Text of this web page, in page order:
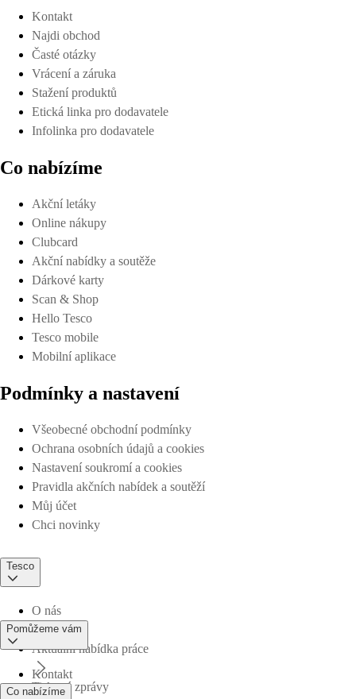
Kontakt
Najdi obchod
Časté otázky
Vrácení a záruka
Stažení produktů
Etická linka pro dodavatele
Infolinka pro dodavatele
Co nabízíme
Akční letáky
Online nákupy
Clubcard
Akční nabídky a soutěže
Dárkové karty
Scan & Shop
Hello Tesco
Tesco mobile
Mobilní aplikace
Podmínky a nastavení
Všeobecné obchodní podmínky
Ochrana osobních údajů a cookies
Nastavení soukromí a cookies
Pravidla akčních nabídek a soutěží
Můj účet
Chci novinky
Tesco
O nás
Aktuální nabídka práce
Tiskové zprávy
Pomůžeme vám
Kontakt
Co nabízíme